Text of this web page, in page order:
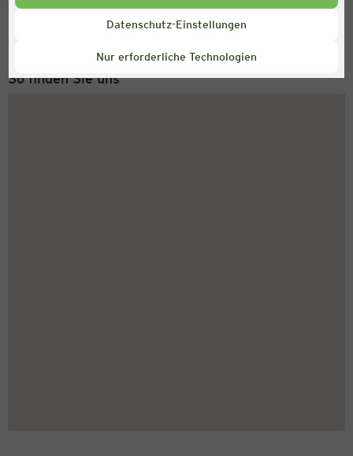
Datenschutz-Einstellungen
Nur erforderliche Technologien
+49 (0) 2546 / 98 999 98
So finden Sie uns